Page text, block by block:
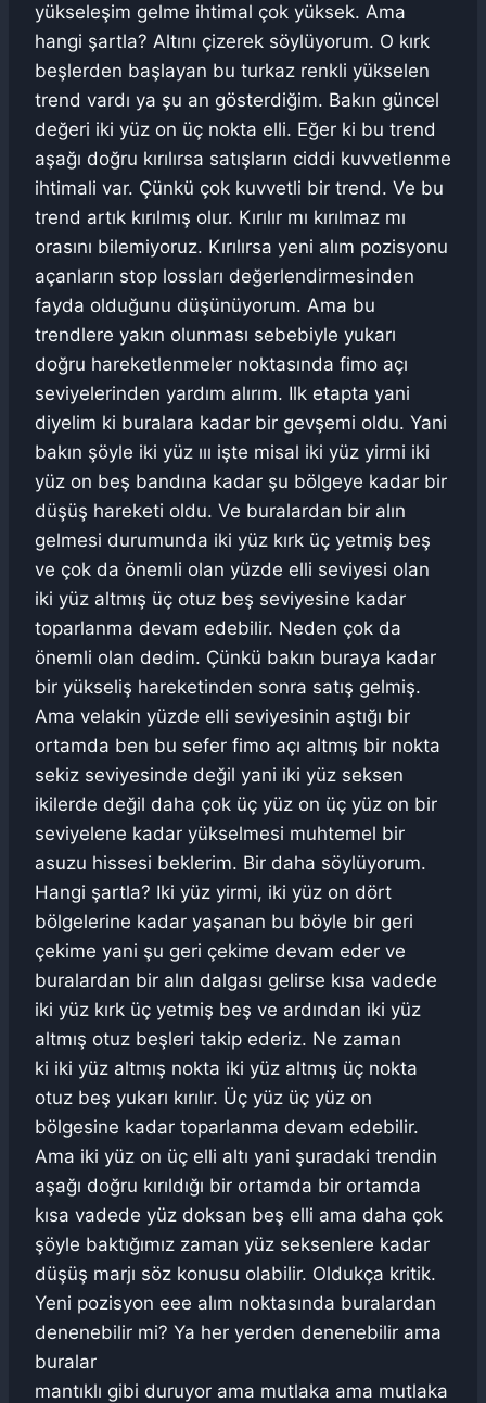
yükseleşim gelme ihtimal çok yüksek. Ama
hangi şartla? Altını çizerek söylüyorum. O kırk
beşlerden başlayan bu turkaz renkli yükselen
trend vardı ya şu an gösterdiğim. Bakın güncel
değeri iki yüz on üç nokta elli. Eğer ki bu trend
aşağı doğru kırılırsa satışların ciddi kuvvetlenme
ihtimali var. Çünkü çok kuvvetli bir trend. Ve bu
trend artık kırılmış olur. Kırılır mı kırılmaz mı
orasını bilemiyoruz. Kırılırsa yeni alım pozisyonu
açanların stop lossları değerlendirmesinden
fayda olduğunu düşünüyorum. Ama bu
trendlere yakın olunması sebebiyle yukarı
doğru hareketlenmeler noktasında fimo açı
seviyelerinden yardım alırım. Ilk etapta yani
diyelim ki buralara kadar bir gevşemi oldu. Yani
bakın şöyle iki yüz ııı işte misal iki yüz yirmi iki
yüz on beş bandına kadar şu bölgeye kadar bir
düşüş hareketi oldu. Ve buralardan bir alın
gelmesi durumunda iki yüz kırk üç yetmiş beş
ve çok da önemli olan yüzde elli seviyesi olan
iki yüz altmış üç otuz beş seviyesine kadar
toparlanma devam edebilir. Neden çok da
önemli olan dedim. Çünkü bakın buraya kadar
bir yükseliş hareketinden sonra satış gelmiş.
Ama velakin yüzde elli seviyesinin aştığı bir
ortamda ben bu sefer fimo açı altmış bir nokta
sekiz seviyesinde değil yani iki yüz seksen
ikilerde değil daha çok üç yüz on üç yüz on bir
seviyelene kadar yükselmesi muhtemel bir
asuzu hissesi beklerim. Bir daha söylüyorum.
Hangi şartla? Iki yüz yirmi, iki yüz on dört
bölgelerine kadar yaşanan bu böyle bir geri
çekime yani şu geri çekime devam eder ve
buralardan bir alın dalgası gelirse kısa vadede
iki yüz kırk üç yetmiş beş ve ardından iki yüz
altmış otuz beşleri takip ederiz. Ne zaman
ki iki yüz altmış nokta iki yüz altmış üç nokta
otuz beş yukarı kırılır. Üç yüz üç yüz on
bölgesine kadar toparlanma devam edebilir.
Ama iki yüz on üç elli altı yani şuradaki trendin
aşağı doğru kırıldığı bir ortamda bir ortamda
kısa vadede yüz doksan beş elli ama daha çok
şöyle baktığımız zaman yüz seksenlere kadar
düşüş marjı söz konusu olabilir. Oldukça kritik.
Yeni pozisyon eee alım noktasında buralardan
denenebilir mi? Ya her yerden denenebilir ama
buralar
mantıklı gibi duruyor ama mutlaka ama mutlaka